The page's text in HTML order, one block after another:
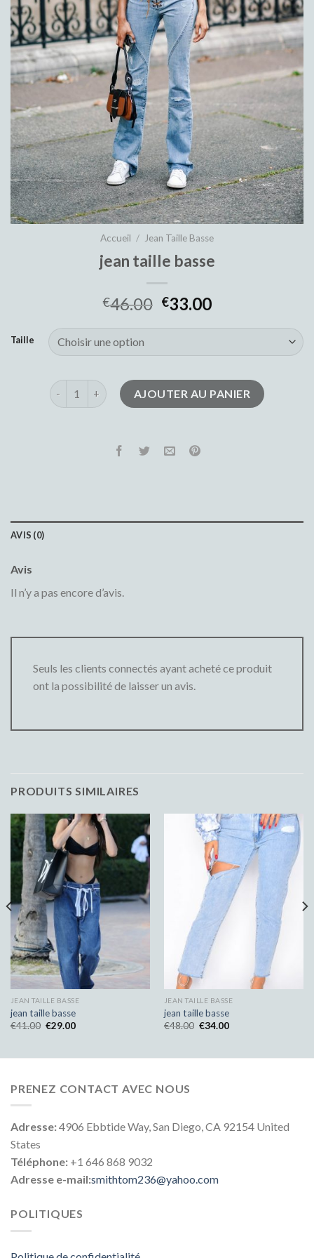
Accueil / Jean Taille Basse
jean taille basse
€46.00 €33.00
Taille
quantité de jean taille basseAJOUTER AU PANIER
AVIS (0)
Avis
Il n’y a pas encore d’avis.
Seuls les clients connectés ayant acheté ce produit
ont la possibilité de laisser un avis.
PRODUITS SIMILAIRES
JEAN TAILLE BASSE
jean taille basse
€41.00 €29.00
JEAN TAILLE BASSE
jean taille basse
€48.00 €34.00
PRENEZ CONTACT AVEC NOUS
Adresse:4906 Ebbtide Way, San Diego, CA 92154 United
States
Téléphone: +1 646 868 9032
Adresse e-mail:smithtom236@yahoo.com
POLITIQUES